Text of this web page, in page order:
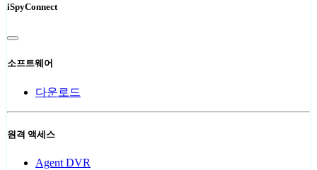
iSpyConnect
소프트웨어
다운로드
원격 액세스
Agent DVR